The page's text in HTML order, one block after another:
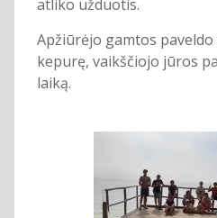
atliko užduotis.
Apžiūrėjo gamtos
kepurę, vaikščiojo jūros
laiką.